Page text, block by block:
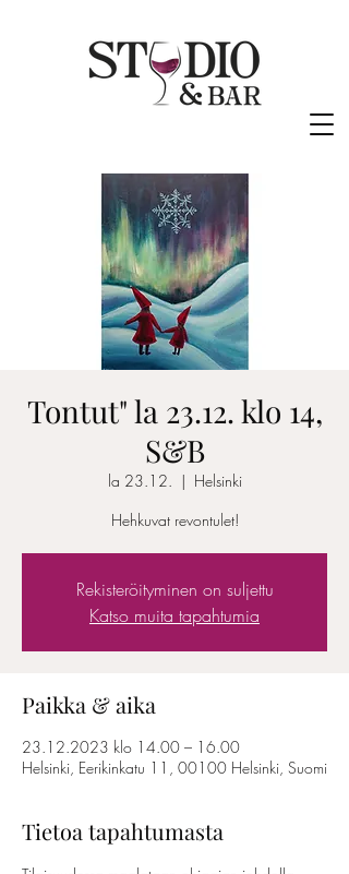
Tontut" la 23.12. klo 14,
S&B
la 23.12.
  |
Helsinki
Hehkuvat revontulet!
Rekisteröityminen on suljettu
Katso muita tapahtumia
Paikka & aika
23.12.2023 klo 14.00 – 16.00
Helsinki, Eerikinkatu 11, 00100 Helsinki, Suomi
Tietoa tapahtumasta